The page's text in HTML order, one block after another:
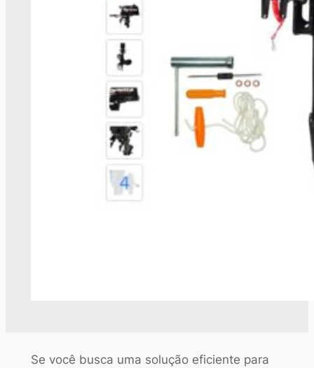
Se você busca uma solução eficiente para